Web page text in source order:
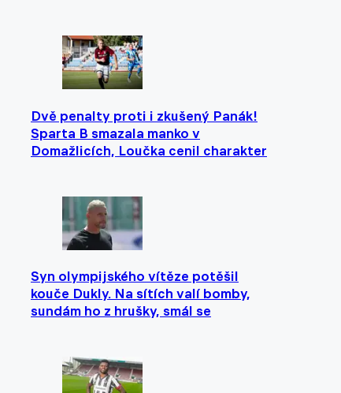
Dvě penalty proti i zkušený Panák!
Sparta B smazala manko v
Domažlicích, Loučka cenil charakter
Syn olympijského vítěze potěšil
kouče Dukly. Na sítích valí bomby,
sundám ho z hrušky, smál se